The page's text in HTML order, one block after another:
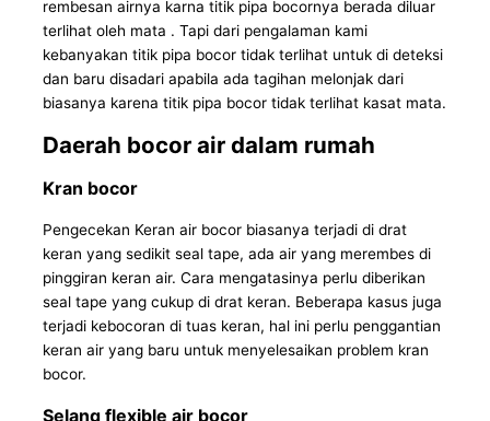
rembesan airnya karna titik pipa bocornya berada diluar
terlihat oleh mata . Tapi dari pengalaman kami
kebanyakan titik pipa bocor tidak terlihat untuk di deteksi
dan baru disadari apabila ada tagihan melonjak dari
biasanya karena titik pipa bocor tidak terlihat kasat mata.
Daerah bocor air dalam rumah
Kran bocor
Pengecekan Keran air bocor biasanya terjadi di drat
keran yang sedikit seal tape, ada air yang merembes di
pinggiran keran air. Cara mengatasinya perlu diberikan
seal tape yang cukup di drat keran. Beberapa kasus juga
terjadi kebocoran di tuas keran, hal ini perlu penggantian
keran air yang baru untuk menyelesaikan problem kran
bocor.
Selang flexible air bocor